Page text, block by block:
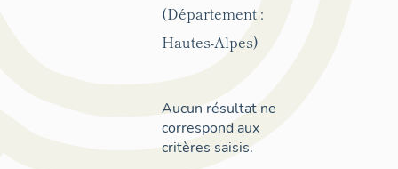
(Département :
Hautes-Alpes)
Aucun résultat ne
correspond aux
critères saisis.